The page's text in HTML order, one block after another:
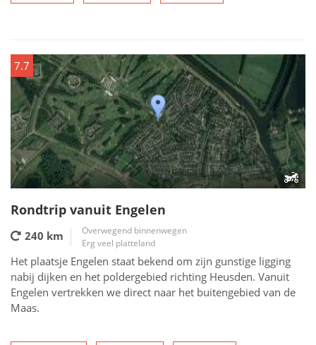
7.7
Rondtrip vanuit Engelen
240 km
Overwegend binnenwegen
Erg veel platteland
Het plaatsje Engelen staat bekend om zijn gunstige ligging
nabij dijken en het poldergebied richting Heusden. Vanuit
Engelen vertrekken we direct naar het buitengebied van de
Maas.